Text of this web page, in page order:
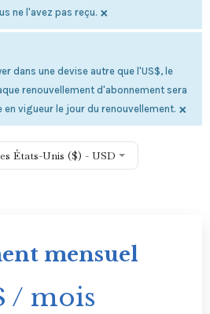
ne l'avez pas reçu. ×
dans une devise autre que l'US$, le
renouvellement d'abonnement sera
en vigueur le jour du renouvellement. ×
États-Unis ($) - USD
mensuel
/ mois